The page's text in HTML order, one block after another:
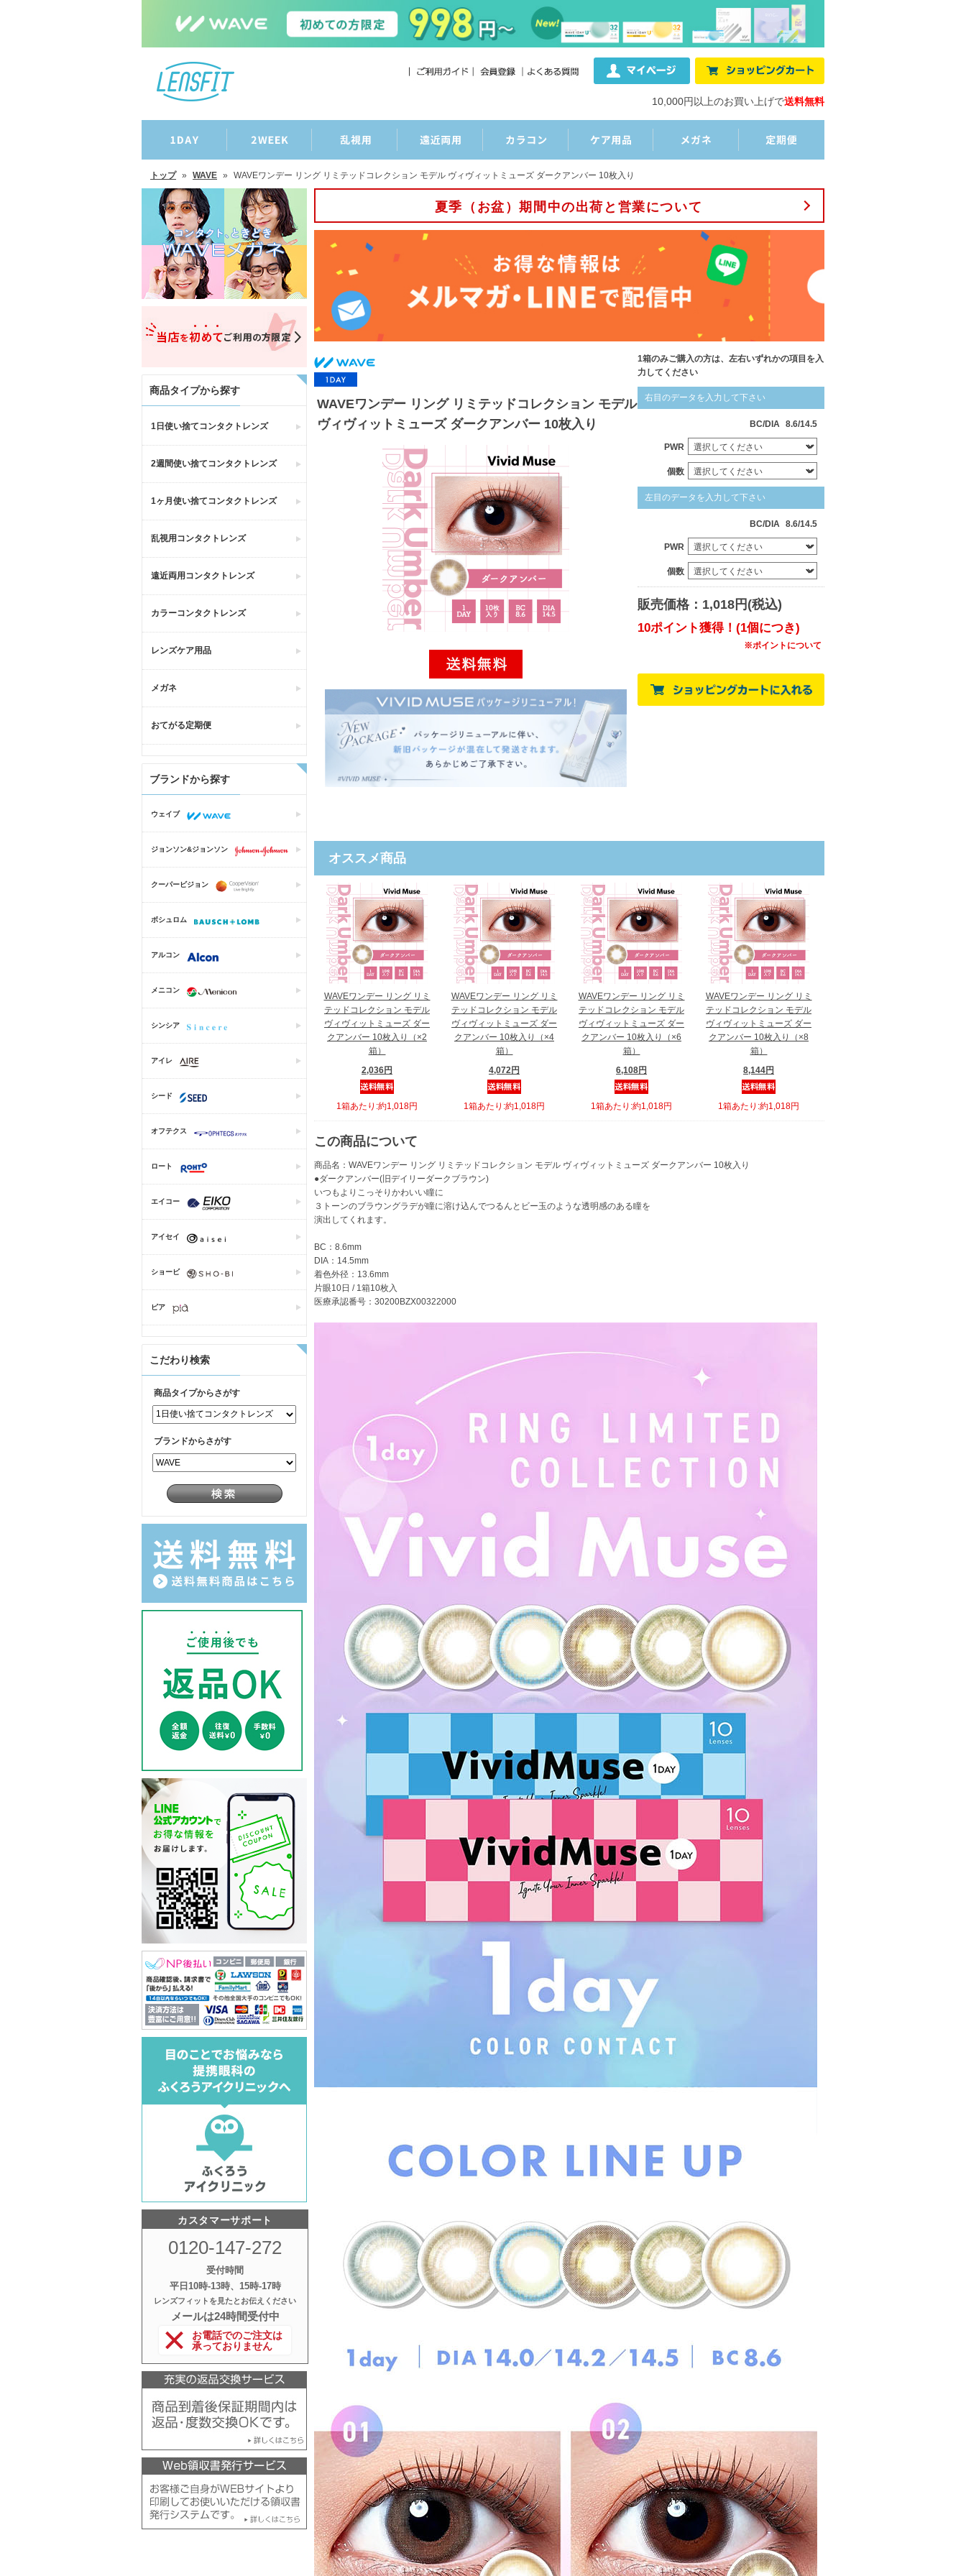
10,000円以上のお買い上げで送料無料
トップ » WAVE » WAVEワンデー リング リミテッドコレクション モデル ヴィヴィットミューズ ダークアンバー 10枚入り
商品タイプから探す
1日使い捨てコンタクトレンズ
2週間使い捨てコンタクトレンズ
1ヶ月使い捨てコンタクトレンズ
乱視用コンタクトレンズ
遠近両用コンタクトレンズ
カラーコンタクトレンズ
レンズケア用品
メガネ
おてがる定期便
ブランドから探す
ウェイブ
ジョンソン&ジョンソン
クーパービジョン
ボシュロム
アルコン
メニコン
シンシア
アイレ
シード
オフテクス
ロート
エイコー
アイセイ
ショービ
ピア
こだわり検索
商品タイプからさがす
ブランドからさがす
カスタマーサポート
0120-147-272
受付時間
平日10時‐13時、15時‐17時
レンズフィットを見たとお伝えください
メールは24時間受付中
お電話でのご注文は
承っておりません
夏季（お盆）期間中の出荷と営業について
WAVEワンデー リング リミテッドコレクション モデル
ヴィヴィットミューズ ダークアンバー 10枚入り
1箱のみご購入の方は、左右いずれかの項目を入
力してください
右目のデータを入力して下さい
BC/DIA 8.6/14.5
PWR
個数
左目のデータを入力して下さい
BC/DIA 8.6/14.5
PWR
個数
販売価格：1,018円(税込)
10ポイント獲得！(1個につき)
※ポイントについて
オススメ商品
WAVEワンデー リング リミ
テッドコレクション モデル
ヴィヴィットミューズ ダー
クアンバー 10枚入り（×2
箱）
2,036円
1箱あたり:約1,018円
WAVEワンデー リング リミ
テッドコレクション モデル
ヴィヴィットミューズ ダー
クアンバー 10枚入り（×4
箱）
4,072円
1箱あたり:約1,018円
WAVEワンデー リング リミ
テッドコレクション モデル
ヴィヴィットミューズ ダー
クアンバー 10枚入り（×6
箱）
6,108円
1箱あたり:約1,018円
WAVEワンデー リング リミ
テッドコレクション モデル
ヴィヴィットミューズ ダー
クアンバー 10枚入り（×8
箱）
8,144円
1箱あたり:約1,018円
この商品について
商品名：WAVEワンデー リング リミテッドコレクション モデル ヴィヴィットミューズ ダークアンバー 10枚入り
●ダークアンバー(旧デイリーダークブラウン)
いつもよりこっそりかわいい瞳に
３トーンのブラウングラデが瞳に溶け込んでつるんとビー玉のような透明感のある瞳を
演出してくれます。
BC：8.6mm
DIA：14.5mm
着色外径：13.6mm
片眼10日 / 1箱10枚入
医療承認番号：30200BZX00322000